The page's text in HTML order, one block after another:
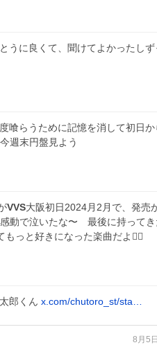
うに良くて、聞けてよかったし
喰らうために記憶を消して初日か
週末円盤見よう
VVS大阪初日2024月2月で、発売
動で泣いたな〜 最後に持って
っと好きになった楽曲だよ❤️‍🔥
郎くん x.com/chutoro_st/sta…
8月5